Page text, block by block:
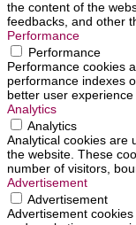
the content of the
feedbacks, and other
Performance
Performance
Performance cookies
performance indexes
better user experience
Analytics
Analytics
Analytical cookies are
the website. These
number of visitors,
Advertisement
Advertisement
Advertisement